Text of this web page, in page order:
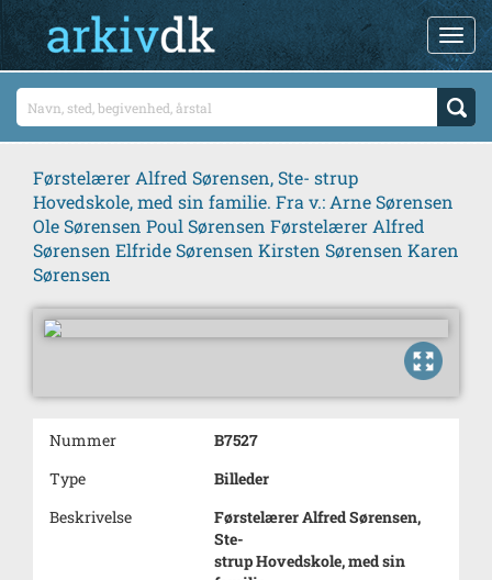
Førstelærer Alfred Sørensen, Ste- strup
Hovedskole, med sin familie. Fra v.: Arne Sørensen
Ole Sørensen Poul Sørensen Førstelærer Alfred
Sørensen Elfride Sørensen Kirsten Sørensen Karen
Sørensen
Nummer
B7527
Type
Billeder
Beskrivelse
Førstelærer Alfred Sørensen,
Ste-
strup Hovedskole, med sin